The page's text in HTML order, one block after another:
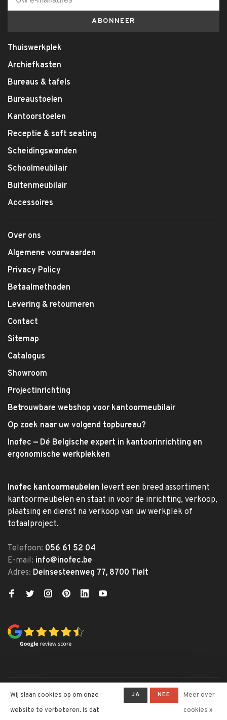
ABONNEER
Thuiswerkplek
Archiefkasten
Bureaus & tafels
Bureaustoelen
Kantoorstoelen
Receptie & soft seating
Scheidingswanden
Schoolmeubilair
Buitenmeubilair
Accessoires
Over ons
Algemene voorwaarden
Privacy Policy
Betaalmethoden
Levering & retourneren
Contact
Sitemap
Catalogus
Showroom
Projectinrichting
Betrouwbare webshop voor kantoormeubilair
Op zoek naar uw volgend topbureau?
Inofec — Dé Belgische expert in kantoorinrichting en
ergonomische werkplekken
Inofec kantoormeubelen levert een breed assortiment
kantoormeubelen en staat in voor de inrichting, verkoop,
plaatsing en dienst na verkoop van uw werkplek of
totaalproject.
Telefoon: 056 61 52 04
E-mail: info@inofec.be
Adres: Deinsesteenweg 77, 8700 Tielt
© Copyright 2026 Inofec
-Inofec Kantoormeubelen krijgt
Wij slaan cookies op om onze
website te verbeteren. Is dat
JA NEE
Meer over
cookies »